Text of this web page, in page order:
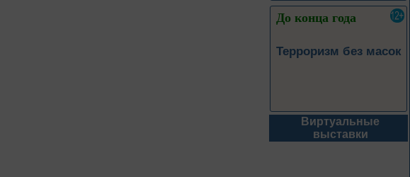
До конца года
Народов много –
страна одна
До конца года
Виртуальные
выставки